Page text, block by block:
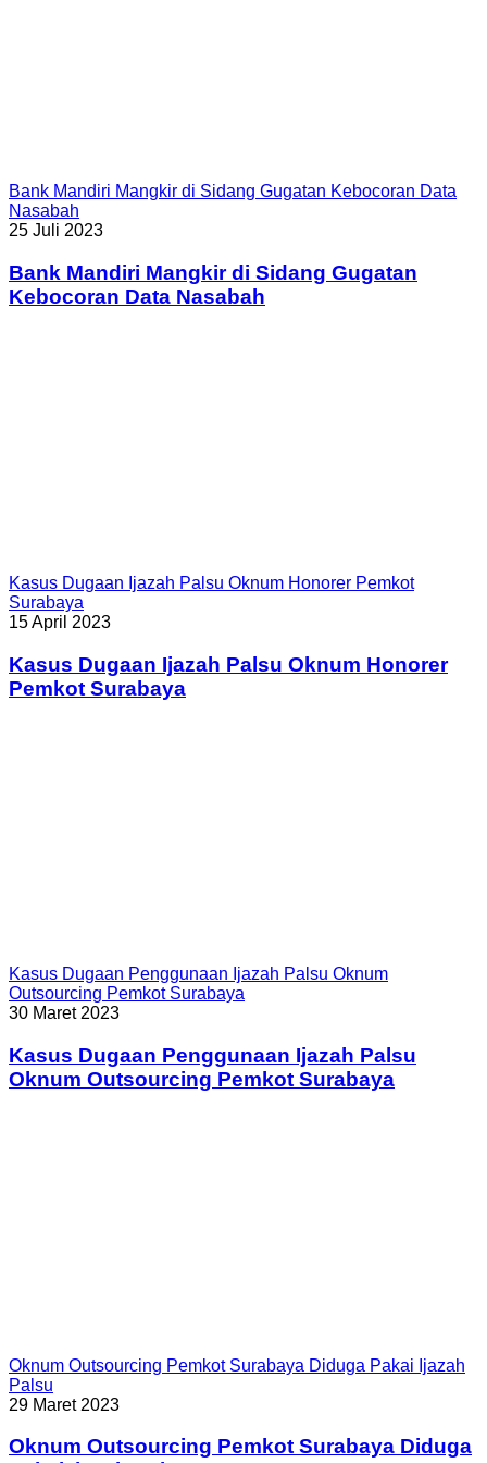
Bank Mandiri Mangkir di Sidang Gugatan Kebocoran Data
Nasabah
25 Juli 2023
Bank Mandiri Mangkir di Sidang Gugatan
Kebocoran Data Nasabah
Kasus Dugaan Ijazah Palsu Oknum Honorer Pemkot
Surabaya
15 April 2023
Kasus Dugaan Ijazah Palsu Oknum Honorer
Pemkot Surabaya
Kasus Dugaan Penggunaan Ijazah Palsu Oknum
Outsourcing Pemkot Surabaya
30 Maret 2023
Kasus Dugaan Penggunaan Ijazah Palsu
Oknum Outsourcing Pemkot Surabaya
Oknum Outsourcing Pemkot Surabaya Diduga Pakai Ijazah
Palsu
29 Maret 2023
Oknum Outsourcing Pemkot Surabaya Diduga